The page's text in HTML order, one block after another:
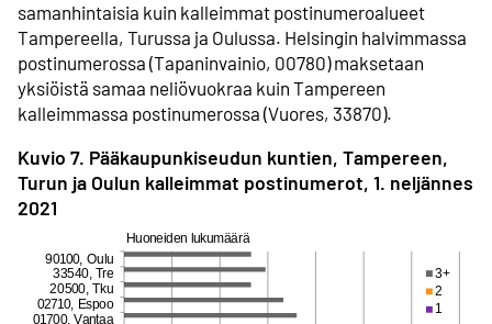
samanhintaisia kuin kalleimmat postinumeroalueet
Tampereella, Turussa ja Oulussa. Helsingin halvimmassa
postinumerossa (Tapaninvainio, 00780) maksetaan
yksiöistä samaa neliövuokraa kuin Tampereen
kalleimmassa postinumerossa (Vuores, 33870).
Kuvio 7. Pääkaupunkiseudun kuntien, Tampereen,
Turun ja Oulun kalleimmat postinumerot, 1. neljännes
2021